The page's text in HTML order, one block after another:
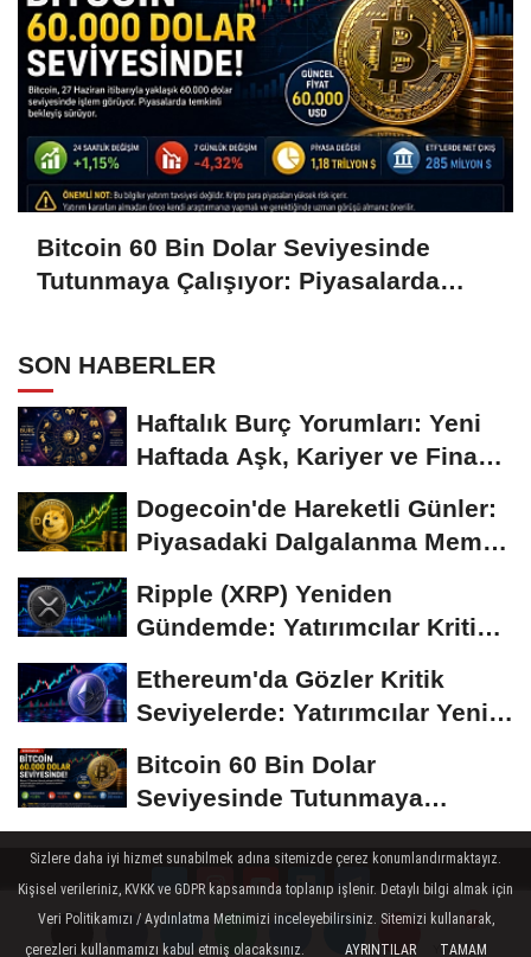
Yorumlar
Yorumlar
Bitcoin 60 Bin Dolar Seviyesinde
Tutunmaya Çalışıyor: Piyasalarda
SON HABERLER
Haftalık Burç Yorumları: Yeni
Haftada Aşk, Kariyer ve Finans
Dogecoin'de Hareketli Günler:
Piyasadaki Dalgalanma Meme
Ripple (XRP) Yeniden
Gündemde: Yatırımcılar Kritik
Ethereum'da Gözler Kritik
Seviyelerde: Yatırımcılar Yeni
Bitcoin 60 Bin Dolar
Seviyesinde Tutunmaya
Çalışıyor: Piyasalarda...
Sizlere daha iyi hizmet sunabilmek adına sitemizde çerez konumlandırmaktayız.
Kişisel verileriniz, KVKK ve GDPR kapsamında toplanıp işlenir. Detaylı bilgi almak için
Veri Politikamızı / Aydınlatma Metnimizi inceleyebilirsiniz. Sitemizi kullanarak,
çerezleri kullanmamızı kabul etmiş olacaksınız.
AYRINTILAR TAMAM